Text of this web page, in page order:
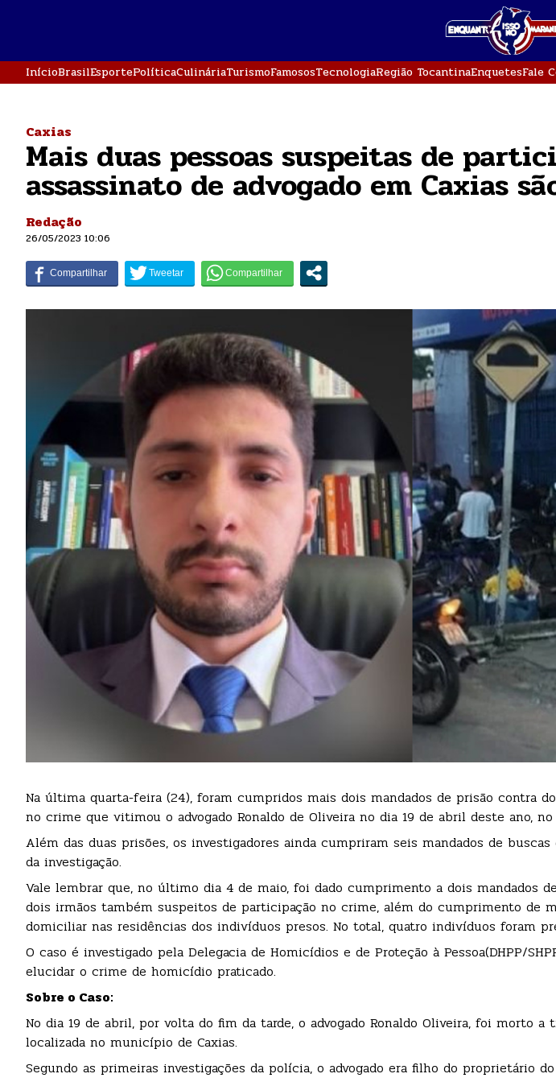
InícioBrasilEsportePolíticaCulináriaTurismoFamososTecnologiaRegião TocantinaEnquetesFale
Caxias
Mais duas pessoas suspeitas de
assassinato de advogado em Caxias
Redação
26/05/2023 10:06
Na última quarta-feira (24), foram cumpridos mais dois mandados de prisão contra
no crime que vitimou o advogado Ronaldo de Oliveira no dia 19 de abril deste ano, no
Além das duas prisões, os investigadores ainda cumpriram seis mandados de
da investigação.
Vale lembrar que, no último dia 4 de maio, foi dado cumprimento a dois mandados
dois irmãos também suspeitos de participação no crime, além do cumprimento de
domiciliar nas residências dos indivíduos presos. No total, quatro indivíduos foram
O caso é investigado pela Delegacia de Homicídios e de Proteção à Pessoa(DHPP/
elucidar o crime de homicídio praticado.
Sobre o Caso:
No dia 19 de abril, por volta do fim da tarde, o advogado Ronaldo Oliveira, foi morto
localizada no município de Caxias.
Segundo as primeiras investigações da polícia, o advogado era filho do proprietário